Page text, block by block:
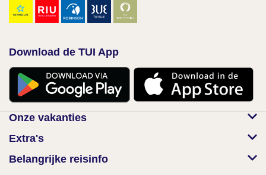
Download de TUI App
Onze vakanties
Extra's
Belangrijke reisinfo